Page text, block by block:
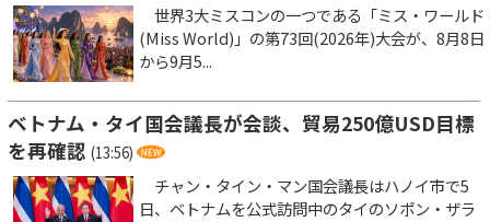
世界3大ミスコンの一つである「ミス・ワールド
(Miss World)」の第73回(2026年)大会が、8月8日
から9月5...
ベトナム・タイ国会議長が会談、貿易250億USD目標
を再確認 (13:56)
チャン・タイン・マン国会議長はハノイ市で5
日、ベトナムを公式訪問中のタイのソポン・ザラ